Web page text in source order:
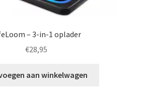
– 3-in-1 oplader
€28,95
aan winkelwagen